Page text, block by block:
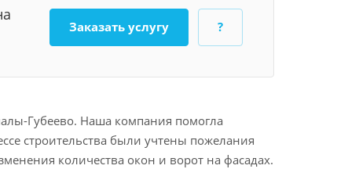
Заказать услугу ?
Губеево. Наша компания помогла
строительства были учтены пожелания
количества окон и ворот на фасадах.